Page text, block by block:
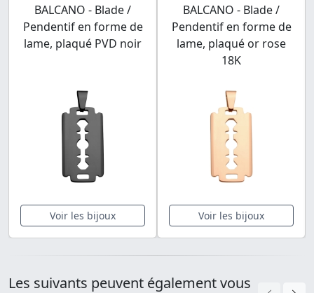
BALCANO - Blade /
Pendentif en forme de
lame, plaqué PVD noir
Voir les bijoux
BALCANO - Blade /
Pendentif en forme de
lame, plaqué or rose
18K
Voir les bijoux
Les suivants peuvent également vous